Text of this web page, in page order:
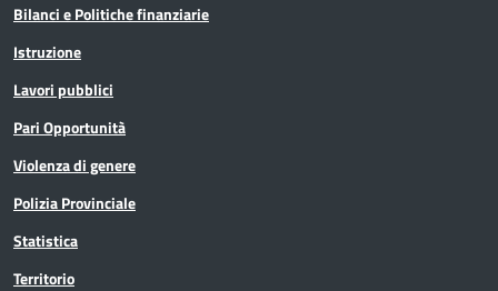
Bilanci e Politiche finanziarie
Istruzione
Lavori pubblici
Pari Opportunità
Violenza di genere
Polizia Provinciale
Statistica
Territorio